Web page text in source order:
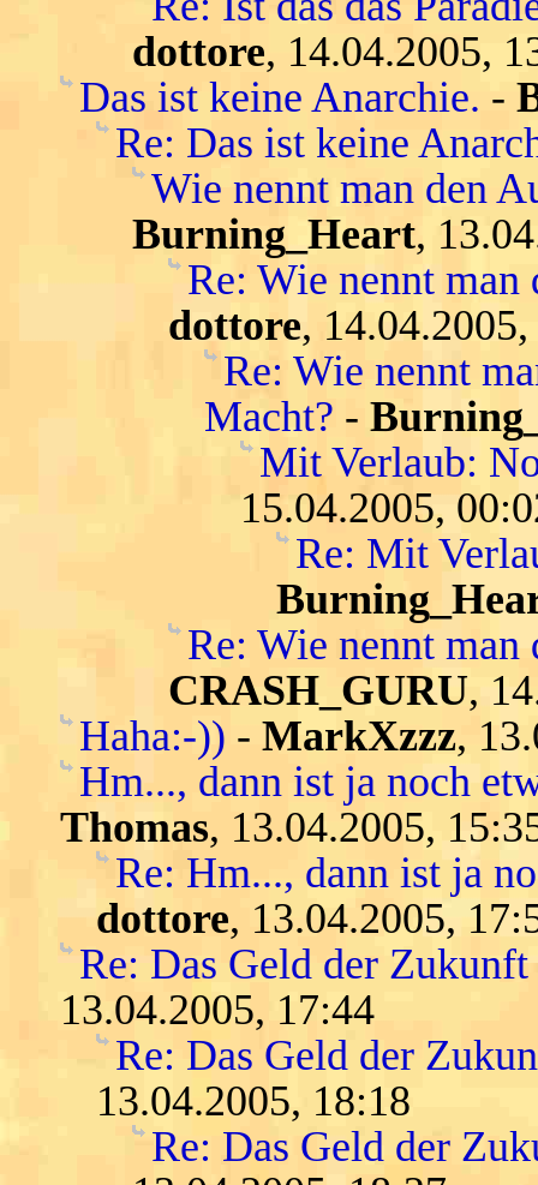
dottore, 14.04.2005,
Das ist keine Anarchie. -
Re: Das ist keine
Wie nennt man den
Burning_Heart,
Re: Wie nennt man
dottore,
Re: Wie nennt
Macht? -
Mit Verlaub:
15.04.2005,
Re: Mit
Re: Wie nennt man
CRASH_GURU,
Haha:-)) - MarkXzzz,
Hm..., dann ist ja noch
Thomas, 13.04.2005,
Re: Hm..., dann ist ja
dottore, 13.04.2005,
Re: Das Geld der
13.04.2005, 17:44
Re: Das Geld der
13.04.2005, 18:18
Re: Das Geld der